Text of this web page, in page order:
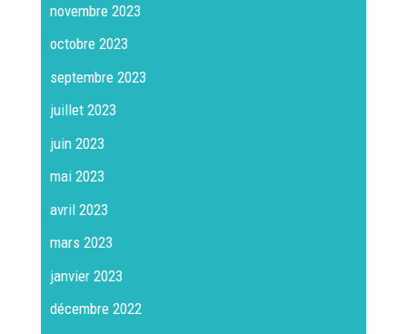
novembre 2023
octobre 2023
septembre 2023
juillet 2023
juin 2023
mai 2023
avril 2023
mars 2023
janvier 2023
décembre 2022